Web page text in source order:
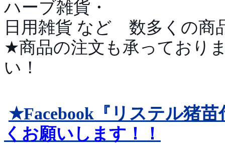
ハーブ雑貨・
日用雑貨 など 数多くの商
★商品の注文も承っており
い！
★Facebook『 リステル猪
くお願いします！！